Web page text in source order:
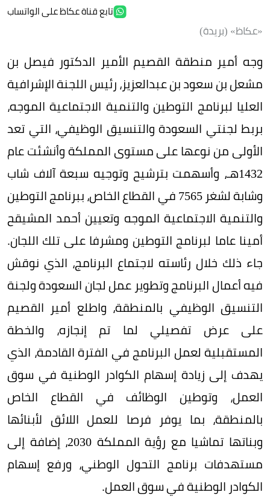
تابع قناة عكاظ على الواتساب
«عكاظ» (بريدة)
وجه أمير منطقة القصيم الأمير الدكتور فيصل بن
مشعل بن سعود بن عبدالعزيز، رئيس اللجنة الإشرافية
العليا لبرنامج التوطين والتنمية الاجتماعية الموجه،
بربط لجنتي السعودة والتنسيق الوظيفي، التي تعد
الأولى من نوعها على مستوى المملكة وأنشئت عام
1432هـ، وأسهمت بترشيح وتوجيه سبعة آلاف شاب
وشابة لشغر 7565 في القطاع الخاص، ببرنامج التوطين
والتنمية الاجتماعية الموجه وتعيين أحمد المشيقح
أمينا عاما لبرنامج التوطين ومشرفا على تلك اللجان.
جاء ذلك خلال رئاسته لاجتماع البرنامج، الذي نوقش
فيه أعمال البرنامج وتطوير عمل لجان السعودة ولجنة
التنسيق الوظيفي بالمنطقة، واطلع أمير القصيم
على عرض تفصيلي لما تم إنجازه، والخطة
المستقبلية لعمل البرنامج في الفترة القادمة، الذي
يهدف إلى زيادة إسهام الكوادر الوطنية في سوق
العمل، وتوطين الوظائف في القطاع الخاص
بالمنطقة، بما يوفر فرصا للعمل اللائق لأبنائها
وبناتها تماشيا مع رؤية المملكة 2030، إضافة إلى
مستهدفات برنامج التحول الوطني، ورفع إسهام
الكوادر الوطنية في سوق العمل.